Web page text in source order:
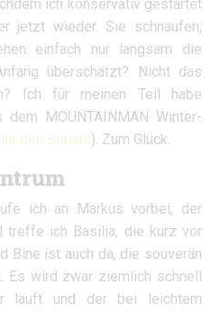
ich konservativ gestartet
jetzt wieder. Sie schnaufen,
einfach nur langsam die
überschätzt? Nicht das
Ich für meinen Teil habe
MOUNTAINMAN Winter-
den Bericht). Zum Glück.
ich an Markus vorbei, der
treffe ich Basilia, die kurz vor
Bine ist auch da, die souverän
Es wird zwar ziemlich schnell
läuft und der bei leichtem